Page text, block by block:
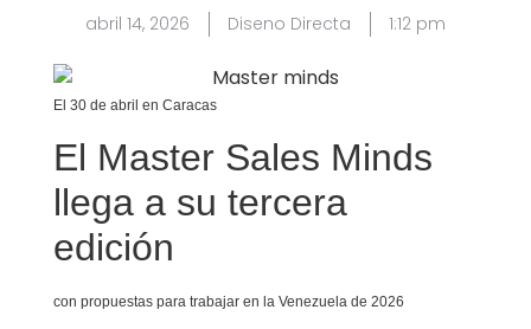
abril 14, 2026 Diseno Directa 1:12 pm
El 30 de abril en Caracas
El Master Sales Minds
llega a su tercera
edición
con propuestas para trabajar en la Venezuela de 2026